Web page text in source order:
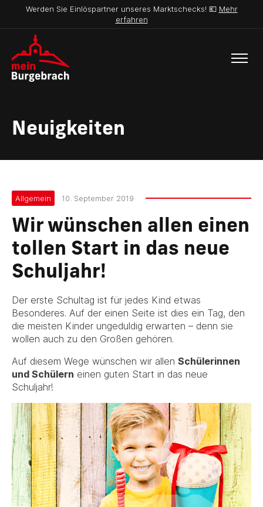
Werden Sie Einlöspartner unseres Marktschecks! 💶 Mehr
erfahren
Neuigkeiten
Allgemein 10. September 2019
Wir wünschen allen einen
tollen Start in das neue
Schuljahr!
Der erste Schultag ist für jedes Kind etwas
Besonderes. Auf der einen Seite ist dies ein Tag, den
die meisten Kinder ungeduldig erwarten – denn sie
wollen auch zu den Großen gehören.
Auf diesem Wege wünschen wir allen Schülerinnen
und Schülern einen guten Start in das neue
Schuljahr!